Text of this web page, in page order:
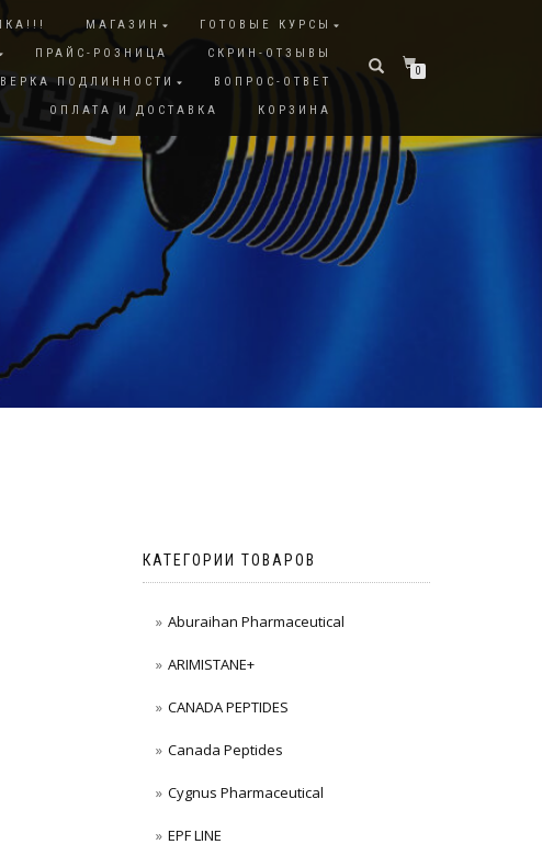
МАГАЗИН
ГОТОВЫЕ КУРСЫ
ПРАЙС-РОЗНИЦА
СКРИН-ОТЗЫВЫ
ПОДЛИННОСТИ
ВОПРОС-ОТВЕТ
ОПЛАТА И ДОСТАВКА
КОРЗИНА
0
КАТЕГОРИИ ТОВАРОВ
Aburaihan Pharmaceutical
ARIMISTANE+
CANADA PEPTIDES
Canada Peptides
Cygnus Pharmaceutical
EPF LINE